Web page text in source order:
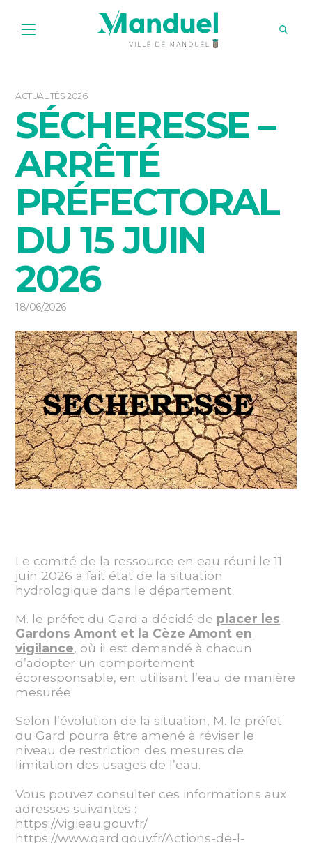
ACTUALITÉS 2026
SÉCHERESSE –
ARRÊTÉ
PRÉFECTORAL
DU 15 JUIN
2026
18/06/2026
Le comité de la ressource en eau réuni le 11
juin 2026 a fait état de la situation
hydrologique dans le département.
M. le préfet du Gard a décidé de placer les
Gardons Amont et la Cèze Amont en
vigilance, où il est demandé à chacun
d’adopter un comportement
écoresponsable, en utilisant l’eau de manière
mesurée.
Selon l’évolution de la situation, M. le préfet
du Gard pourra être amené à réviser le
niveau de restriction des mesures de
limitation des usages de l’eau.
Vous pouvez consulter ces informations aux
adresses suivantes :
https://vigieau.gouv.fr/
https://www.gard.gouv.fr/Actions-de-l-